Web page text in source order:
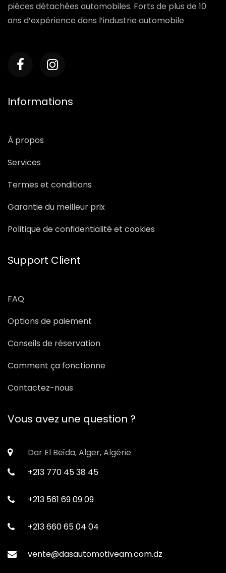
pièces détachées automobiles. Forts de plus de 10
ans d’expérience dans l’industrie automobile
Informations
À propos
Services
Termes et conditions
Garantie du meilleur prix
Politique de confidentialité et cookies
Support Client
FAQ
Options de paiement
Conseils de réservation
Comment ça fonctionne
Contactez-nous
Vous avez une question ?
Dar El Beïda, Alger, Algérie
+213 770 45 38 45
+213 561 69 09 09
+213 660 65 04 04
vente@dasautomotiveam.com.dz